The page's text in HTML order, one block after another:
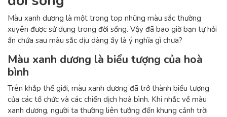
Màu xanh dương là một trong top những màu sắc thường
xuyên được sử dụng trong đời sống. Vậy đã bao giờ bạn tự hỏi
ẩn chứa sau màu sắc dịu dàng ấy là ý nghĩa gì chưa?
Màu xanh dương là biểu tượng của hoà
bình
Trên khắp thế giới, màu xanh dương đã trở thành biểu tượng
của các tổ chức và các chiến dịch hoà bình. Khi nhắc về màu
xanh dương, người ta thường liên tưởng đến khung cảnh trời